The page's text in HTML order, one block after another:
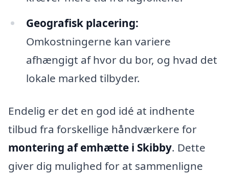
Geografisk placering:
Omkostningerne kan variere
afhængigt af hvor du bor, og hvad det
lokale marked tilbyder.
Endelig er det en god idé at indhente
tilbud fra forskellige håndværkere for
montering af emhætte i Skibby. Dette
giver dig mulighed for at sammenligne